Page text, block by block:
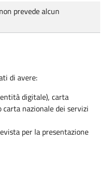
prevede alcun
di avere:
digitale), carta
carta nazionale dei servizi
per la presentazione